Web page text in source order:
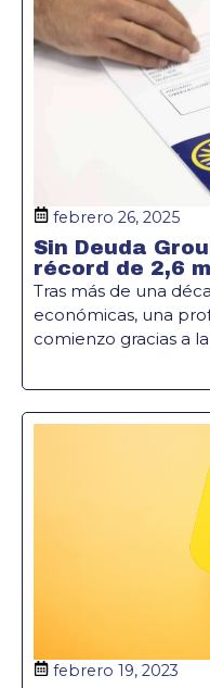
febrero 26, 2025
Sin Deuda
récord de 2,6
Tras más de una
económicas, una
comienzo gracias a la
febrero 19, 2023